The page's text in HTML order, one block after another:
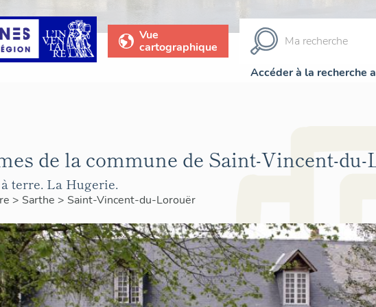
Vue
cartographique
Accéder à la recherche
de la commune de Saint-Vincent-du-
terre. La Hugerie.
> Sarthe > Saint-Vincent-du-Lorouër